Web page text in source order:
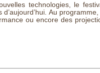
technologies, le
Au
ou encore des